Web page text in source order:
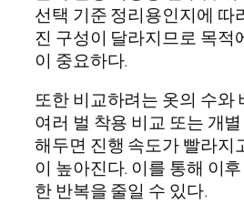
선택 기준 정리용인지에 따
진 구성이 달라지므로 목적
이 중요하다.
또한 비교하려는 옷의 수와
여러 벌 착용 비교 또는 개
해두면 진행 속도가 빨라지
이 높아진다. 이를 통해 이
한 반복을 줄일 수 있다.